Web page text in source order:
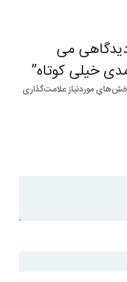
می
خیلی کوتاه”
موردنیاز علامت‌گذاری